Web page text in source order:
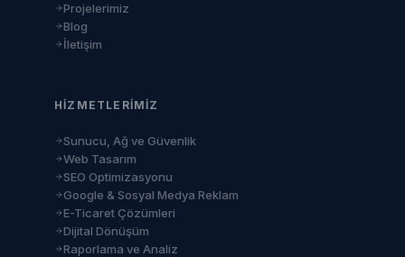
Projelerimiz
Blog
İletişim
HIZMETLERIMIZ
Sunucu, Ağ ve Güvenlik
Web Tasarım
SEO Optimizasyonu
Google & Sosyal Medya Reklam
E-Ticaret Çözümleri
Dijital Dönüşüm
Raporlama ve Analiz